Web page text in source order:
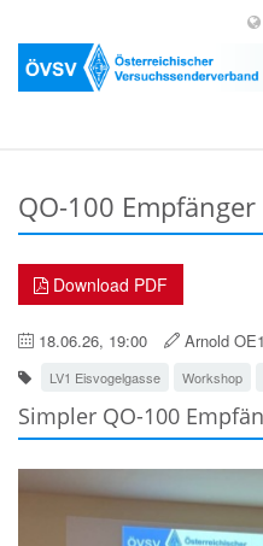
QO-100
Download PDF
18.06.26, 19:00 Arnold
LV1 Eisvogelgasse Workshop
Simpler QO-100